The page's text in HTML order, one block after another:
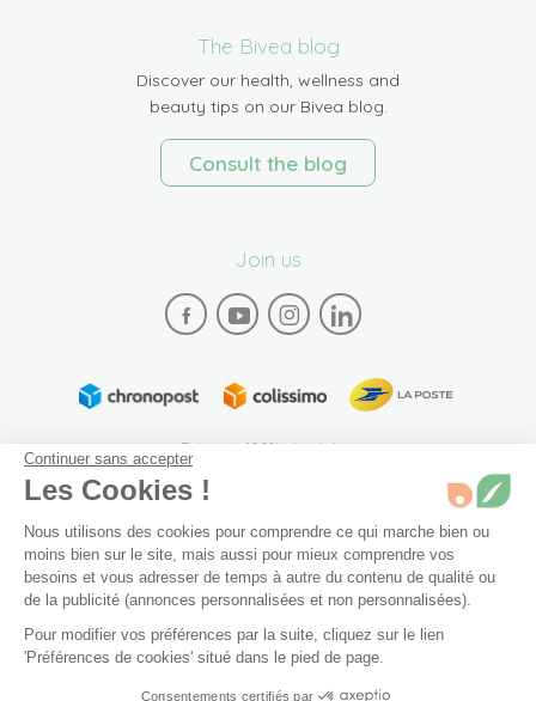
Dernier article en stock
The Bivea blog
Discover our health, wellness and
beauty tips on our Bivea blog.
Consult the blog
Join us
Paiement 100% sécurisé
Plan du site Mentions légales Conditions générales de vente
Archives Accessibilité: partiellement conforme (94%)
Préférences de cookies
Continuer sans accepter
Les Cookies !
Nous utilisons des cookies pour comprendre ce qui marche bien ou
moins bien sur le site, mais aussi pour mieux comprendre vos
besoins et vous adresser de temps à autre du contenu de qualité ou
de la publicité (annonces personnalisées et non personnalisées).
Pour modifier vos préférences par la suite, cliquez sur le lien
'Préférences de cookies' situé dans le pied de page.
Consentements certifiés par